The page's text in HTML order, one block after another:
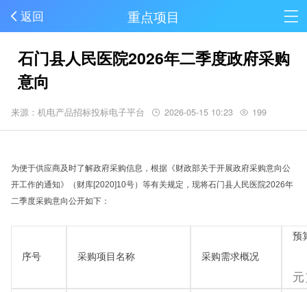
返回 重点项目
石门县人民医院2026年二季度政府采购
意向
来源：机电产品招标投标电子平台 2026-05-15 10:23 199
为便于供应商及时了解政府采购信息，根据《财政部关于开展政府采购意向公
开工作的通知》（财库[2020]10号）等有关规定，现将石门县人民医院2026年
二季度采购意向公开如下：
序号 采购项目名称 采购需求概况
预
元